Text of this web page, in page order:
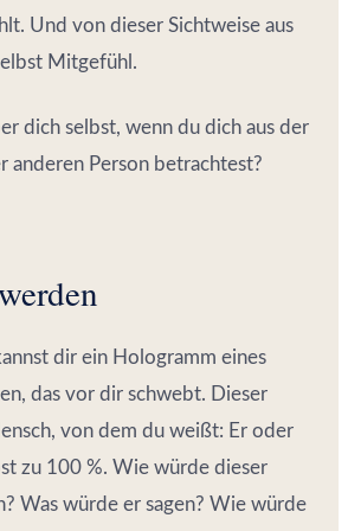
Und von dieser Sichtweise aus
Mitgefühl.
dich selbst, wenn du dich aus der
anderen Person betrachtest?
dir ein Hologramm eines
das vor dir schwebt. Dieser
von dem du weißt: Er oder
zu 100 %. Wie würde dieser
Was würde er sagen? Wie würde